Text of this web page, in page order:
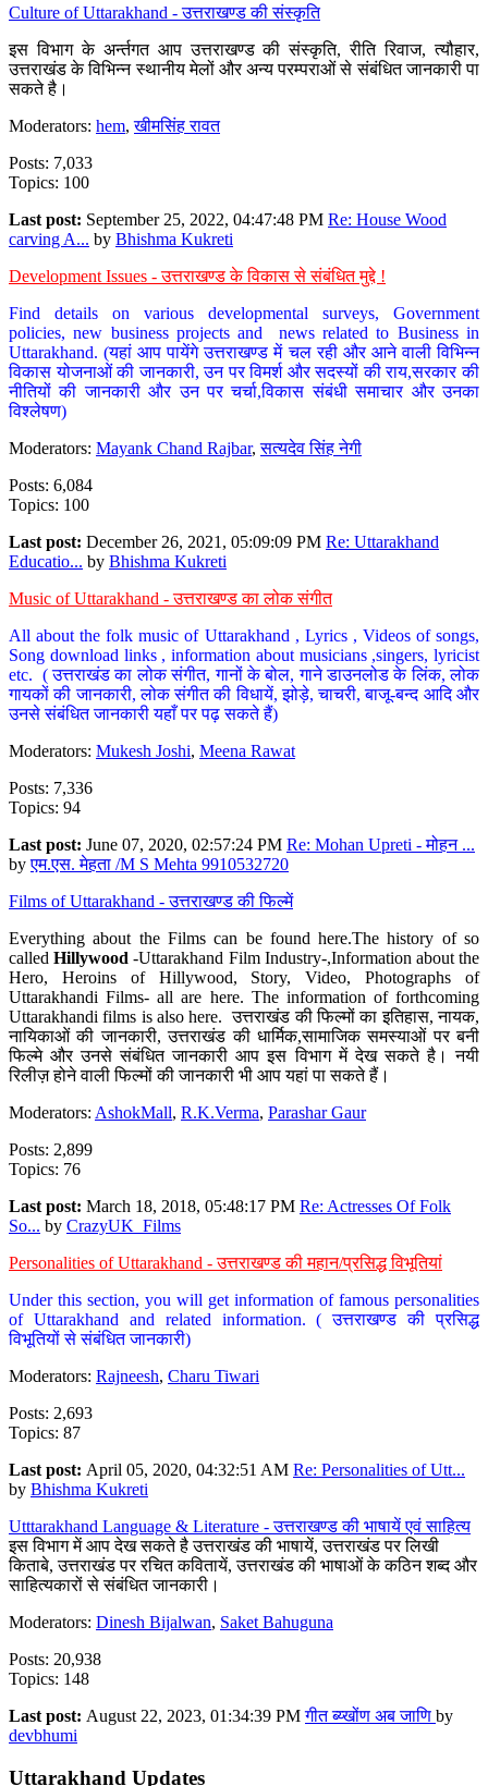
Culture of Uttarakhand - उत्तराखण्ड की संस्कृति
इस विभाग के अर्न्तगत आप उत्तराखण्ड की संस्कृति, रीति रिवाज, त्यौहार,
उत्तराखंड के विभिन्न स्थानीय मेलों और अन्य परम्पराओं से संबंधित जानकारी पा
सकते है।
Moderators: hem,खीमसिंह रावत
Posts: 7,033
Topics: 100
Last post: September 25, 2022, 04:47:48 PM Re: House Wood
carving A... by Bhishma Kukreti
Development Issues - उत्तराखण्ड के विकास से संबंधित मुद्दे !
Find details on various developmental surveys, Government
policies, new business projects and news related to Business in
Uttarakhand. (यहां आप पायेंगे उत्तराखण्ड में चल रही और आने वाली विभिन्न
विकास योजनाओं की जानकारी, उन पर विमर्श और सदस्यों की राय,सरकार की
नीतियों की जानकारी और उन पर चर्चा,विकास संबंधी समाचार और उनका
विश्लेषण)
Moderators: Mayank Chand Rajbar,सत्यदेव सिंह नेगी
Posts: 6,084
Topics: 100
Last post: December 26, 2021, 05:09:09 PM Re: Uttarakhand
Educatio... by Bhishma Kukreti
Music of Uttarakhand - उत्तराखण्ड का लोक संगीत
All about the folk music of Uttarakhand , Lyrics , Videos of songs,
Song download links , information about musicians ,singers, lyricist
etc. ( उत्तराखंड का लोक संगीत, गानों के बोल, गाने डाउनलोड के लिंक, लोक
गायकों की जानकारी, लोक संगीत की विधायें, झोड़े, चाचरी, बाजू-बन्द आदि और
उनसे संबंधित जानकारी यहाँ पर पढ़ सकते हैं)
Moderators: Mukesh Joshi, Meena Rawat
Posts: 7,336
Topics: 94
Last post: June 07, 2020, 02:57:24 PM Re: Mohan Upreti - मोहन ...
byएम.एस. मेहता /M S Mehta 9910532720
Films of Uttarakhand - उत्तराखण्ड की फिल्में
Everything about the Films can be found here.The history of so
calledHillywood-Uttarakhand Film Industry-,Information about the
Hero, Heroins of Hillywood, Story, Video, Photographs of
Uttarakhandi Films- all are here. The information of forthcoming
Uttarakhandi films is also here. उत्तराखंड की फिल्मों का इतिहास, नायक,
नायिकाओं की जानकारी, उत्तराखंड की धार्मिक,सामाजिक समस्याओं पर बनी
फिल्मे और उनसे संबंधित जानकारी आप इस विभाग में देख सकते है। नयी
रिलीज़ होने वाली फिल्मों की जानकारी भी आप यहां पा सकते हैं।
Moderators: AshokMall, R.K.Verma, Parashar Gaur
Posts: 2,899
Topics: 76
Last post: March 18, 2018, 05:48:17 PM Re: Actresses Of Folk
So... by CrazyUK_Films
Personalities of Uttarakhand - उत्तराखण्ड की महान/प्रसिद्ध विभूतियां
Under this section, you will get information of famous personalities
of Uttarakhand and related information. ( उत्तराखण्ड की प्रसिद्ध
विभूतियों से संबंधित जानकारी)
Moderators: Rajneesh, Charu Tiwari
Posts: 2,693
Topics: 87
Last post: April 05, 2020, 04:32:51 AM Re: Personalities of Utt...
by Bhishma Kukreti
Utttarakhand Language & Literature - उत्तराखण्ड की भाषायें एवं साहित्य
इस विभाग में आप देख सकते है उत्तराखंड की भाषायें, उत्तराखंड पर लिखी
किताबे, उत्तराखंड पर रचित कवितायें, उत्तराखंड की भाषाओं के कठिन शब्द और
साहित्यकारों से संबंधित जानकारी।
Moderators: Dinesh Bijalwan, Saket Bahuguna
Posts: 20,938
Topics: 148
Last post: August 22, 2023, 01:34:39 PMगीत ब्य्खोंण अब जाणि by
devbhumi
Uttarakhand Updates